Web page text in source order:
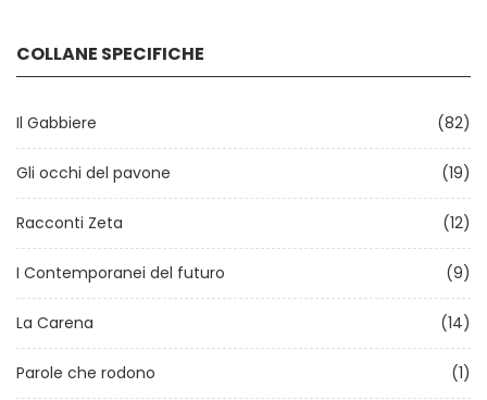
COLLANE SPECIFICHE
Il Gabbiere (82)
Gli occhi del pavone (19)
Racconti Zeta (12)
I Contemporanei del futuro (9)
La Carena (14)
Parole che rodono (1)